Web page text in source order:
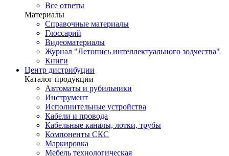
Все ответы
Материалы
Справочные материалы
Глоссарий
Видеоматериалы
Журнал "Летопись интеллектуального зодчества"
Книги
Центр дистрибуции
Каталог продукции
Автоматы и рубильники
Инструмент
Исполнительные устройства
Кабели и провода
Кабельные каналы, лотки, трубы
Компоненты СКС
Маркировка
Мебель технологическая